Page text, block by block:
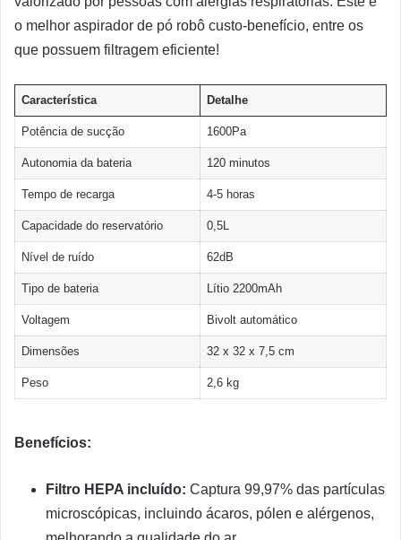
o melhor aspirador de pó robô custo-benefício, entre os
que possuem filtragem eficiente!
Característica Detalhe
Potência de sucção 1600Pa
Autonomia da bateria 120 minutos
Tempo de recarga 4-5 horas
Capacidade do reservatório 0,5L
Nível de ruído 62dB
Tipo de bateria Lítio 2200mAh
Voltagem Bivolt automático
Dimensões 32 x 32 x 7,5 cm
Peso 2,6 kg
Benefícios:
Filtro HEPA incluído: Captura 99,97% das partículas
microscópicas, incluindo ácaros, pólen e alérgenos,